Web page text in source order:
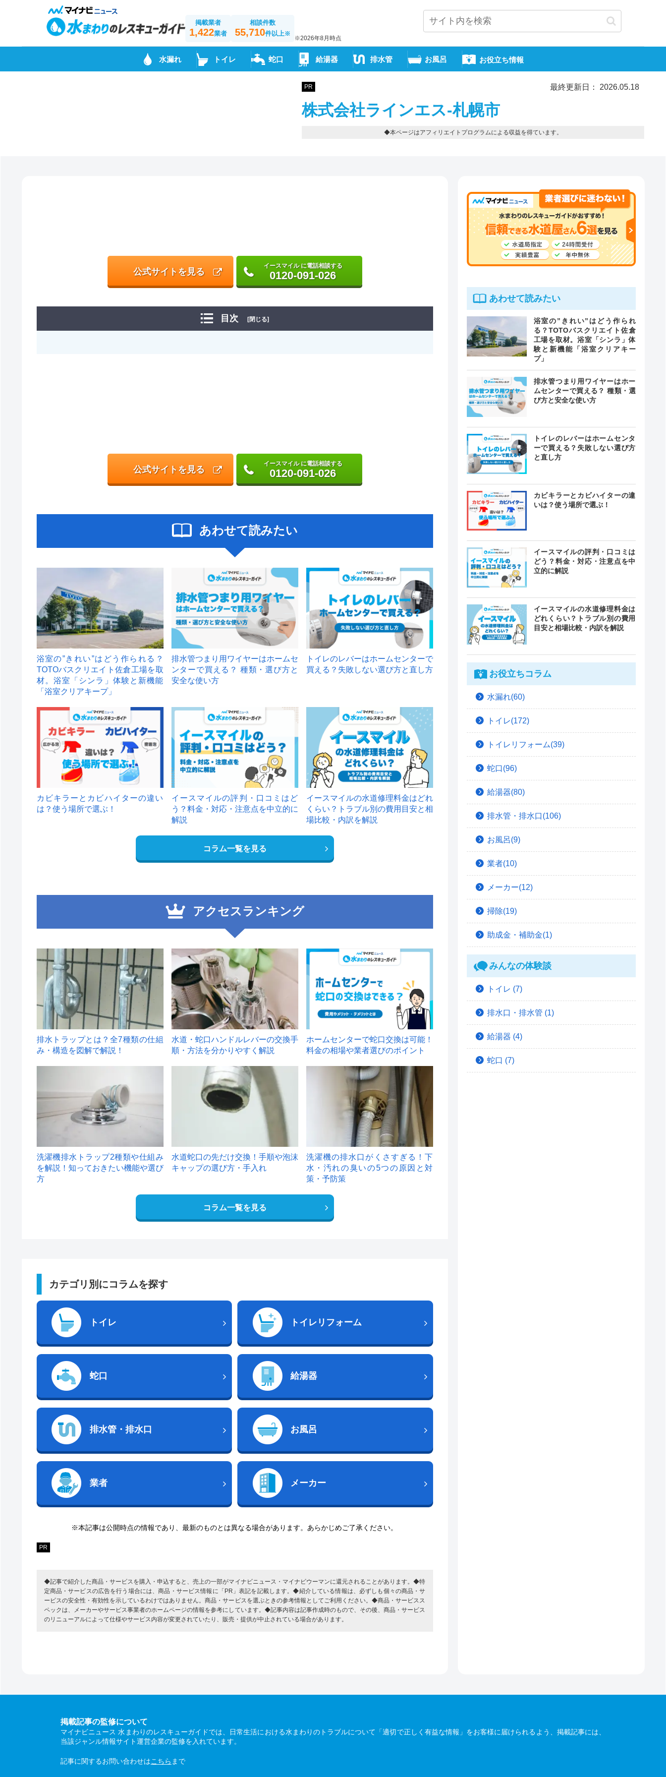
掲載業者
1,422業者
相談件数
55,710件以上※
※2026年8月時点
水漏れ トイレ 蛇口 給湯器 排水管 お風呂 お役立ち情報
PR 最終更新日： 2026.05.18
株式会社ラインエス-札幌市
◆本ページはアフィリエイトプログラムによる収益を得ています。
公式サイトを見る
イースマイル に電話相談する
0120-091-026
目次 [閉じる]
公式サイトを見る
イースマイル に電話相談する
0120-091-026
あわせて読みたい
浴室の”きれい”はどう作られる？
TOTOバスクリエイト佐倉工場を取
材。浴室「シンラ」体験と新機能
「浴室クリアキープ」
排水管つまり用ワイヤーはホームセ
ンターで買える？ 種類・選び方と
安全な使い方
トイレのレバーはホームセンターで
買える？失敗しない選び方と直し方
カビキラーとカビハイターの違い
は？使う場所で選ぶ！
イースマイルの評判・口コミはど
う？料金・対応・注意点を中立的に
解説
イースマイルの水道修理料金はどれ
くらい？トラブル別の費用目安と相
場比較・内訳を解説
コラム一覧を見る
アクセスランキング
1
排水トラップとは？全7種類の仕組
み・構造を図解で解説！
2
水道・蛇口ハンドルレバーの交換手
順・方法を分かりやすく解説
ホームセンターで蛇口交換は可能！
料金の相場や業者選びのポイント
洗濯機排水トラップ2種類や仕組み
を解説！知っておきたい機能や選び
方
水道蛇口の先だけ交換！手順や泡沫
キャップの選び方・手入れ
洗濯機の排水口がくさすぎる！下
水・汚れの臭いの5つの原因と対
策・予防策
コラム一覧を見る
カテゴリ別にコラムを探す
トイレ トイレリフォーム
蛇口 給湯器
排水管・排水口 お風呂
業者 メーカー
※本記事は公開時点の情報であり、最新のものとは異なる場合があります。あらかじめご了承ください。
PR
◆記事で紹介した商品・サービスを購入・申込すると、売上の一部がマイナビニュース・マイナビウーマンに還元されることがあります。◆特
定商品・サービスの広告を行う場合には、商品・サービス情報に「PR」表記を記載します。◆紹介している情報は、必ずしも個々の商品・サ
ービスの安全性・有効性を示しているわけではありません。商品・サービスを選ぶときの参考情報としてご利用ください。◆商品・サービスス
ペックは、メーカーやサービス事業者のホームページの情報を参考にしています。◆記事内容は記事作成時のもので、その後、商品・サービス
のリニューアルによって仕様やサービス内容が変更されていたり、販売・提供が中止されている場合があります。
あわせて読みたい
浴室の”きれい”はどう作られ
る？TOTOバスクリエイト佐倉
工場を取材。浴室「シンラ」体
験と新機能「浴室クリアキー
プ」
排水管つまり用ワイヤーはホー
ムセンターで買える？ 種類・選
び方と安全な使い方
トイレのレバーはホームセンタ
ーで買える？失敗しない選び方
と直し方
カビキラーとカビハイターの違
いは？使う場所で選ぶ！
イースマイルの評判・口コミは
どう？料金・対応・注意点を中
立的に解説
イースマイルの水道修理料金は
どれくらい？トラブル別の費用
目安と相場比較・内訳を解説
お役立ちコラム
水漏れ(60)
トイレ(172)
トイレリフォーム(39)
蛇口(96)
給湯器(80)
排水管・排水口(106)
お風呂(9)
業者(10)
メーカー(12)
掃除(19)
助成金・補助金(1)
みんなの体験談
トイレ (7)
排水口・排水管 (1)
給湯器 (4)
蛇口 (7)
掲載記事の監修について
マイナビニュース 水まわりのレスキューガイドでは、日常生活における水まわりのトラブルについて「適切で正しく有益な情報」をお客様に届けられるよう、掲載記事には、
当該ジャンル情報サイト運営企業の監修を入れています。
記事に関するお問い合わせはこちら まで